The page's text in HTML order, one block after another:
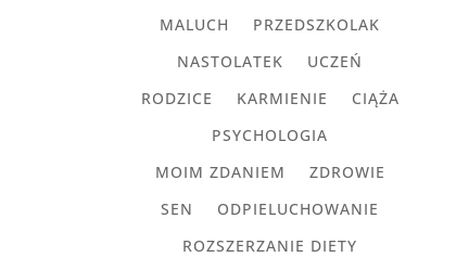
MALUCH
PRZEDSZKOLAK
NASTOLATEK
UCZEŃ
RODZICE
KARMIENIE
CIĄŻA
PSYCHOLOGIA
MOIM ZDANIEM
ZDROWIE
SEN
ODPIELUCHOWANIE
ROZSZERZANIE DIETY